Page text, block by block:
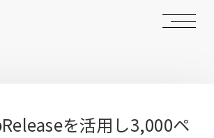
を活用し3,000ペ